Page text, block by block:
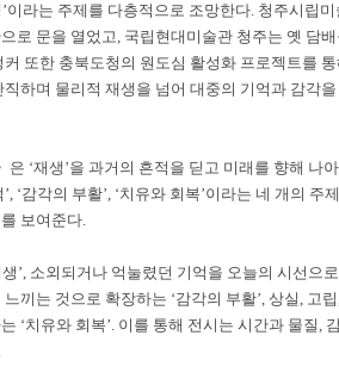
’이라는 주제를 다층적으로 조망한다. 청주시립
로 문을 열었고, 국립현대미술관 청주는 옛 담
또한 충북도청의 원도심 활성화 프로젝트를
하며 물리적 재생을 넘어 대중의 기억과 감각
은 ‘재생 ’을 과거의 흔적을 딛고 미래를 향해 나
’, ‘감각의 부활’, ‘치유와 회복’이라는 네 개의 주
보여준다.
’, 소외되거나 억눌렸던 기억을 오늘의 시선으
끼는 것으로 확장하는 ‘감각의 부활’, 상실, 고립
‘치유와 회복’. 이를 통해 전시는 시간과 물질,
.